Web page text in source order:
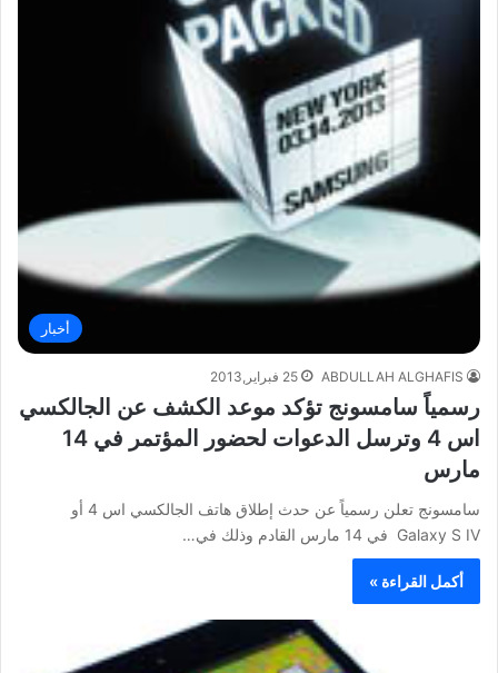
أخبار
ABDULLAH ALGHAFIS 25 فبراير,2013
رسمياً سامسونج تؤكد موعد الكشف عن الجالكسي
اس 4 وترسل الدعوات لحضور المؤتمر في 14
مارس
سامسونج تعلن رسمياً عن حدث إطلاق هاتف الجالكسي اس 4 أو
Galaxy S IV في 14 مارس القادم وذلك في…
أكمل القراءة »